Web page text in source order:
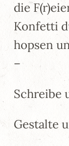
die
Konfetti
hopsen
–
Schreibe
Gestalte